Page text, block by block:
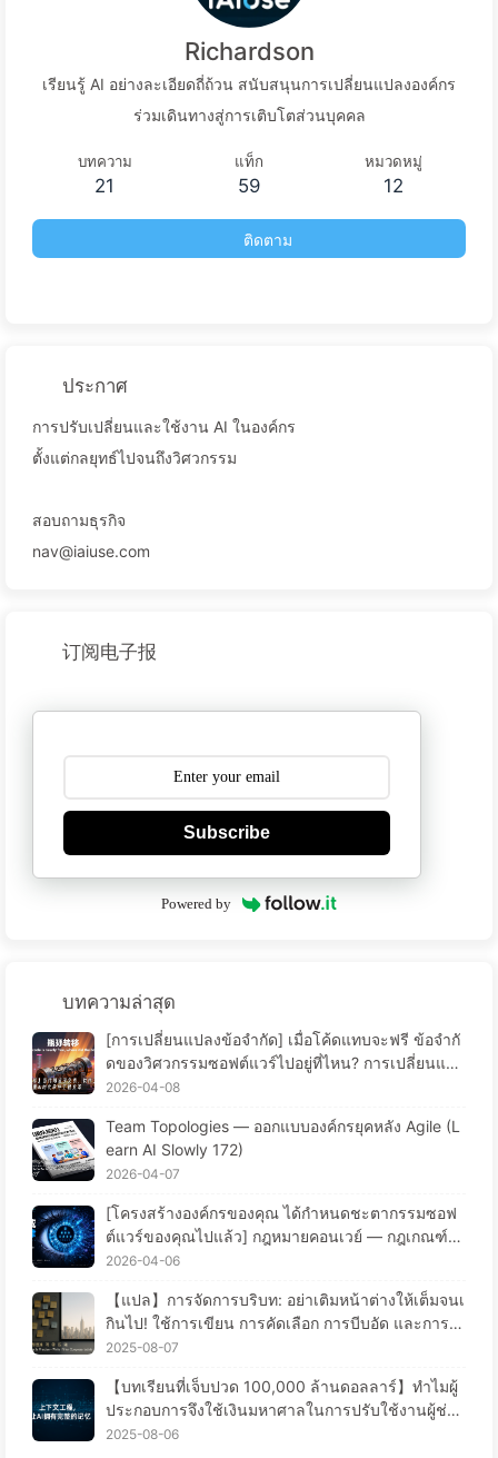
Richardson
เรียนรู้ AI อย่างละเอียดถี่ถ้วน สนับสนุนการเปลี่ยนแปลงองค์กร
ร่วมเดินทางสู่การเติบโตส่วนบุคคล
บทความ
21
แท็ก
59
หมวดหมู่
12
ติดตาม
ประกาศ
การปรับเปลี่ยนและใช้งาน AI ในองค์กร
ตั้งแต่กลยุทธ์ไปจนถึงวิศวกรรม
สอบถามธุรกิจ
nav@iaiuse.com
订阅电子报
Subscribe
Powered by
บทความล่าสุด
[การเปลี่ยนแปลงข้อจำกัด] เมื่อโค้ดแทบจะฟรี ข้อจำกั
ดของวิศวกรรมซอฟต์แวร์ไปอยู่ที่ไหน? การเปลี่ยนแปล
งวิศวกรรมซอฟต์แวร์ในยุค AI — เรียนรู้ AI อย่างค่อยเ
2026-04-08
Team Topologies — ออกแบบองค์กรยุคหลัง Agile (L
earn AI Slowly 172)
2026-04-07
[โครงสร้างองค์กรของคุณ ได้กำหนดชะตากรรมซอฟ
ต์แวร์ของคุณไปแล้ว] กฎหมายคอนเวย์ — กฎเกณฑ์กา
รจัดการที่ถูกมองข้ามมานาน 56 ปี การเปลี่ยนแปลงวิ
2026-04-06
【แปล】การจัดการบริบท: อย่าเติมหน้าต่างให้เต็มจนเ
กินไป! ใช้การเขียน การคัดเลือก การบีบอัด และการแ
ยกแยะอย่างมีระเบียบ เพื่อป้องกันการรบกวนจากข้อมูล
2025-08-07
【บทเรียนที่เจ็บปวด 100,000 ล้านดอลลาร์】ทำไมผู้
ประกอบการจึงใช้เงินมหาศาลในการปรับใช้งานผู้ช่วย
AI แต่กลับ “ลืม” ในช่วงเวลาที่สำคัญ จึงทำให้คู่แข่งเพิ่
2025-08-06